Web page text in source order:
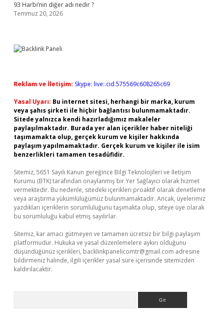
93 Harbi’nin diğer adı nedir ?
Temmuz 20, 2026
Reklam ve İletişim: Skype: live:.cid.575569c608265c69
Yasal Uyarı: Bu internet sitesi, herhangi bir marka, kurum
veya şahıs şirketi ile hiçbir bağlantısı bulunmamaktadır.
Sitede yalnızca kendi hazırladığımız makaleler
paylaşılmaktadır. Burada yer alan içerikler haber niteliği
taşımamakta olup, gerçek kurum ve kişiler hakkında
paylaşım yapılmamaktadır. Gerçek kurum ve kişiler ile isim
benzerlikleri tamamen tesadüfidir.
Sitemiz, 5651 Sayılı Kanun gereğince Bilgi Teknolojileri ve İletişim
Kurumu (BTK) tarafından onaylanmış bir Yer Sağlayıcı olarak hizmet
vermektedir. Bu nedenle, sitedeki içerikleri proaktif olarak denetleme
veya araştırma yükümlülüğümüz bulunmamaktadır. Ancak, üyelerimiz
yazdıkları içeriklerin sorumluluğunu taşımakta olup, siteye üye olarak
bu sorumluluğu kabul etmiş sayılırlar.
Sitemiz, kar amacı gütmeyen ve tamamen ücretsiz bir bilgi paylaşım
platformudur. Hukuka ve yasal düzenlemelere aykırı olduğunu
düşündüğünüz içerikleri, backlinkpanelicomtr@gmail.com adresine
bildirmeniz halinde, ilgili içerikler yasal süre içerisinde sitemizden
kaldırılacaktır.